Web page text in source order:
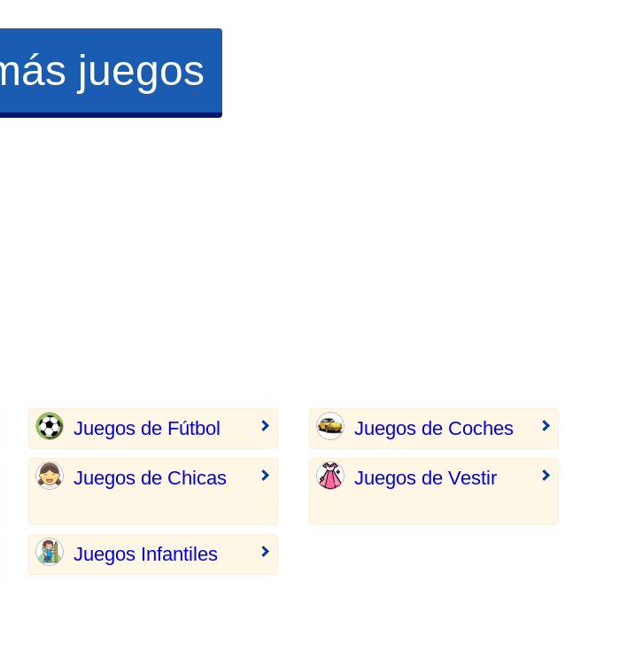
juegos
Juegos de Fútbol Juegos de Coches
Juegos de Chicas Juegos de Vestir
Juegos Infantiles